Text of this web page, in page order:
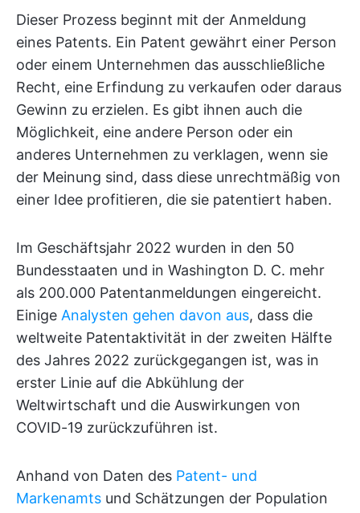
Dieser Prozess beginnt mit der Anmeldung
eines Patents. Ein Patent gewährt einer Person
oder einem Unternehmen das ausschließliche
Recht, eine Erfindung zu verkaufen oder daraus
Gewinn zu erzielen. Es gibt ihnen auch die
Möglichkeit, eine andere Person oder ein
anderes Unternehmen zu verklagen, wenn sie
der Meinung sind, dass diese unrechtmäßig von
einer Idee profitieren, die sie patentiert haben.
Im Geschäftsjahr 2022 wurden in den 50
Bundesstaaten und in Washington D. C. mehr
als 200.000 Patentanmeldungen eingereicht.
Einige Analysten gehen davon aus, dass die
weltweite Patentaktivität in der zweiten Hälfte
des Jahres 2022 zurückgegangen ist, was in
erster Linie auf die Abkühlung der
Weltwirtschaft und die Auswirkungen von
COVID-19 zurückzuführen ist.
Anhand von Daten des Patent- und
Markenamts und Schätzungen der Population